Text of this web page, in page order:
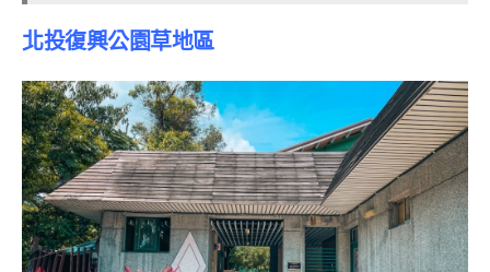
北投復興公園草地區